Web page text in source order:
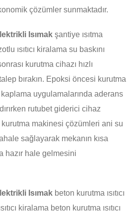
çözümler sunmaktadır.
Isımak şantiye ısıtma
ısıtıcı kiralama su baskını
kurutma cihazı hızlı
bırakın. Epoksi öncesi kurutma
kaplama uygulamalarında aderans
rutubet giderici cihaz
kurutma makinesi çözümleri ani su
sağlayarak mekanın kısa
hazır hale gelmesini
Isımak beton kurutma ısıtıcı
kiralama beton kurutma ısıtıcı